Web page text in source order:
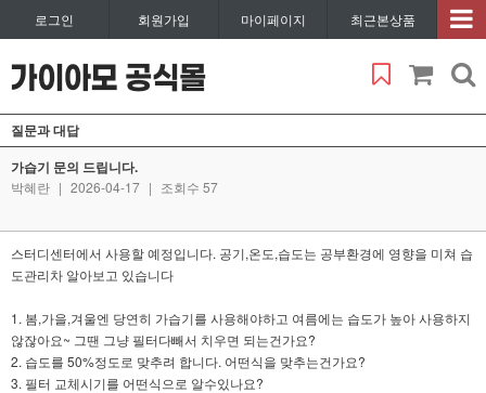
로그인 회원가입 마이페이지 최근본상품
질문과 대답
가습기 문의 드립니다.
박혜란 | 2026-04-17 | 조회수 57
스터디센터에서 사용할 예정입니다. 공기,온도,습도는 공부환경에 영향을 미쳐 습
도관리차 알아보고 있습니다
1. 봄,가을,겨울엔 당연히 가습기를 사용해야하고 여름에는 습도가 높아 사용하지
않잖아요~ 그땐 그냥 필터다빼서 치우면 되는건가요?
2. 습도를 50%정도로 맞추려 합니다. 어떤식을 맞추는건가요?
3. 필터 교체시기를 어떤식으로 알수있나요?